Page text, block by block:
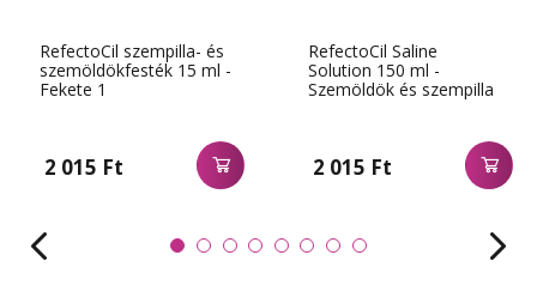
RefectoCil szempilla- és
szemöldökfesték 15 ml -
Fekete 1
2 015 Ft
RefectoCil Saline
Solution 150 ml -
Szemöldök és szempilla
2 015 Ft